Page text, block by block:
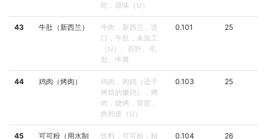
吃，原味（U）
43 牛肚（新西兰）
牛肉，新西兰，进
口，牛肚，未加工
（U）、百叶、毛
肚、牛胃
0.101 25
44 鸡肉（烤肉）
鸡肉，肉鸡（适于
烤焙的嫩鸡），烤
肉，烧烤，背部，
肉和皮（U）
0.103 25
45
可可粉（用水制
饮料，可可粉，粉
0.104 26